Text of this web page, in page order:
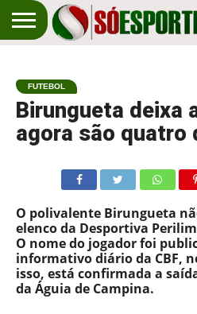
EM
PRIMEIRO
LUGAR!
ESPORTE
FUTEBOL
Birungueta deixa
agora são quatro
O polivalente Birungueta
elenco da Desportiva
O nome do jogador foi
informativo diário da CBF,
isso, está confirmada a
da Águia de Campina.